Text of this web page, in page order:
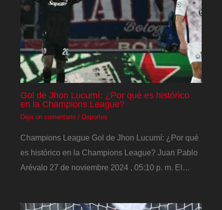
Gol de Jhon Lucumí: ¿Por qué es histórico
en la Champions League?
Deja un comentario / Deportes
Champions League Gol de Jhon Lucumí: ¿Por qué
es histórico en la Champions League? Juan Pablo
Arévalo 27 de noviembre 2024 , 05:10 p. m. El…